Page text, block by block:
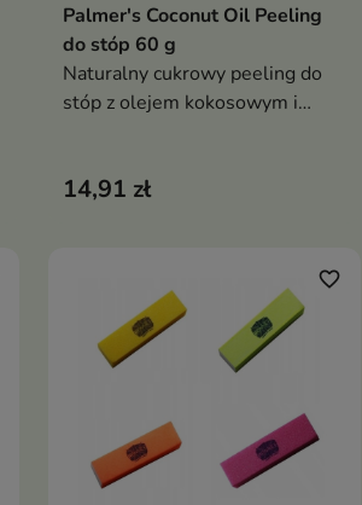
Dodaj do koszyka
Palmer's Coconut Oil Peeling
do stóp 60 g
Naturalny cukrowy peeling do
stóp z olejem kokosowym i
naskórek, zmiękcza zrogowaciałą
14,91 zł
favorite_border